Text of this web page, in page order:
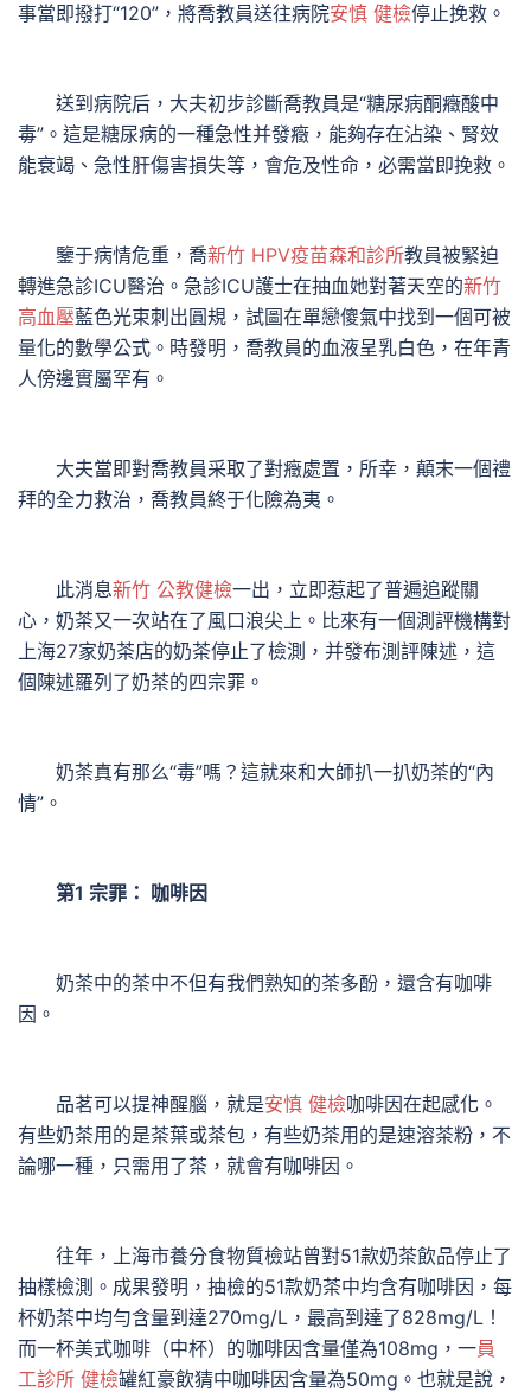
事當即撥打“120”，將喬教員送往病院安慎 健檢停止挽救。
送到病院后，大夫初步診斷喬教員是“糖尿病酮癥酸中
毒”。這是糖尿病的一種急性并發癥，能夠存在沾染、腎效
能衰竭、急性肝傷害損失等，會危及性命，必需當即挽救。
鑒于病情危重，喬新竹 HPV疫苗森和診所教員被緊迫
轉進急診ICU醫治。急診ICU護士在抽血她對著天空的新竹
高血壓藍色光束刺出圓規，試圖在單戀傻氣中找到一個可被
量化的數學公式。時發明，喬教員的血液呈乳白色，在年青
人傍邊實屬罕有。
大夫當即對喬教員采取了對癥處置，所幸，顛末一個禮
拜的全力救治，喬教員終于化險為夷。
此消息新竹 公教健檢一出，立即惹起了普遍追蹤關
心，奶茶又一次站在了風口浪尖上。比來有一個測評機構對
上海27家奶茶店的奶茶停止了檢測，并發布測評陳述，這
個陳述羅列了奶茶的四宗罪。
奶茶真有那么“毒”嗎？這就來和大師扒一扒奶茶的“內
情”。
第1 宗罪： 咖啡因
奶茶中的茶中不但有我們熟知的茶多酚，還含有咖啡
因。
品茗可以提神醒腦，就是安慎 健檢咖啡因在起感化。
有些奶茶用的是茶葉或茶包，有些奶茶用的是速溶茶粉，不
論哪一種，只需用了茶，就會有咖啡因。
往年，上海市養分食物質檢站曾對51款奶茶飲品停止了
抽樣檢測。成果發明，抽檢的51款奶茶中均含有咖啡因，每
杯奶茶中均勻含量到達270mg/L，最高到達了828mg/L！
而一杯美式咖啡（中杯）的咖啡因含量僅為108mg，一員
工診所 健檢罐紅豪飲猜中咖啡因含量為50mg。也就是說，